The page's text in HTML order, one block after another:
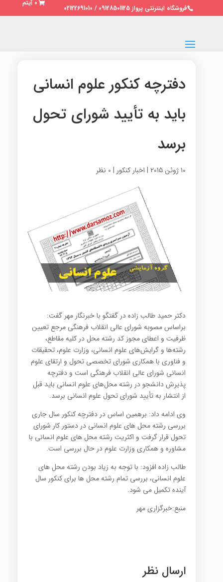
فروشگاه اینترنتی پرواز 09128501125 / 02122691010
0 آیتم
دفترچه کنکور علوم انسانی
باید به تأیید شورای تحول
برسد
10 ژوئن 2015 | اخبار کنکور | 0 نظر
دکتر حمید طالب زاده در گفتگو با خبرنگار مهر گفت:
براساس مصوبه شورای عالی انقلاب فرهنگی مرجع تعیین
ظرفیت و اعطای مجوز کد رشته محل در کلیه مقاطع،
رشته‌ها و گرایش‌های علوم انسانی، وزارت علوم، تحقیقات
و فناوری با همکاری شورای تخصصی تحول و ارتقای علوم
انسانی شورای عالی انقلاب فرهنگی است و دفترچه
پذیرش دانشجو در رشته محل‌های علوم انسانی باید قبل
از انتشار به تأیید شورای تحول علوم انسانی برسد.
وی ادامه داد: برهمین اساس در دفترچه کنکور سال جاری
بررسی رشته محل های علوم انسانی در دستور کار شورای
تحول قرار گرفت و اکثریت رشته محل های علوم انسانی با
مشاوره و همکاری وزارت علوم در حال بررسی است.
طالب زاده افزود: با توجه به زیاد بودن رشته محل های
علوم انسانی، بررسی تمام رشته محل ها برای کنکور سال
آینده تکمیل می شود.
منبع:خبرگزاری مهر
ارسال نظر